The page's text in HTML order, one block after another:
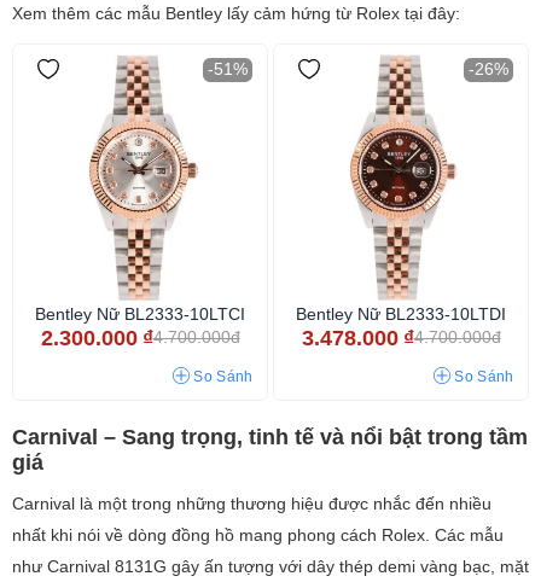
Xem thêm các mẫu Bentley lấy cảm hứng từ Rolex tại đây:
-51%
Bentley Nữ BL2333-10LTCI
2.300.000 ₫4.700.000đ
So Sánh
-26%
Bentley Nữ BL2333-10LTDI
3.478.000 ₫4.700.000đ
So Sánh
Carnival – Sang trọng, tinh tế và nổi bật trong tầm
giá
Carnival là một trong những thương hiệu được nhắc đến nhiều
nhất khi nói về dòng đồng hồ mang phong cách Rolex. Các mẫu
như Carnival 8131G gây ấn tượng với dây thép demi vàng bạc, mặt